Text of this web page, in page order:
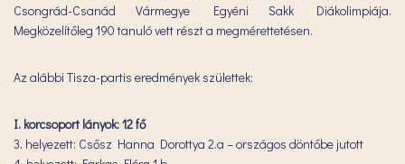
Csongrád-Csanád Vármegye Egyéni Sakk Diákolimpiája.
Megközelítőleg 190 tanuló vett részt a megmérettetésen.
Az alábbi Tisza-partis eredmények születtek:
I. korcsoport lányok: 12 fő
3. helyezett: Csősz Hanna Dorottya 2.a – országos döntőbe jutott